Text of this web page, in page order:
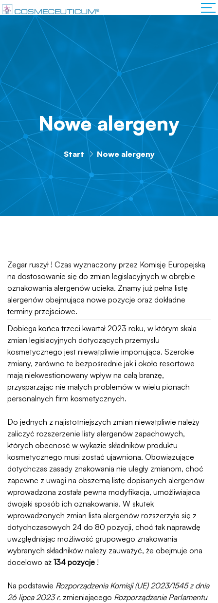
Nowe alergeny
Start Nowe alergeny
Zegar ruszył ! Czas wyznaczony przez Komisję Europejską
na dostosowanie się do zmian legislacyjnych w obrębie
oznakowania alergenów ucieka. Znamy już pełną listę
alergenów obejmującą nowe pozycje oraz dokładne
terminy przejściowe.
Dobiega końca trzeci kwartał 2023 roku, w którym skala
zmian legislacyjnych dotyczących przemysłu
kosmetycznego jest niewątpliwie imponująca. Szerokie
zmiany, zarówno te bezpośrednie jak i około resortowe
mają niekwestionowany wpływ na całą branżę,
przysparzając nie małych problemów w wielu pionach
personalnych firm kosmetycznych.
Do jednych z najistotniejszych zmian niewątpliwie należy
zaliczyć rozszerzenie listy alergenów zapachowych,
których obecność w wykazie składników produktu
kosmetycznego musi zostać ujawniona. Obowiązujące
dotychczas zasady znakowania nie uległy zmianom, choć
zapewne z uwagi na obszerną listę dopisanych alergenów
wprowadzona została pewna modyfikacja, umożliwiająca
dwojaki sposób ich oznakowania. W skutek
wprowadzonych zmian lista alergenów rozszerzyła się z
dotychczasowych 24 do 80 pozycji, choć tak naprawdę
uwzględniając możliwość grupowego znakowania
wybranych składników należy zauważyć, że obejmuje ona
docelowo aż 134 pozycje !
Na podstawie Rozporządzenia Komisji (UE) 2023/1545 z dnia
26 lipca 2023 r. zmieniającego Rozporządzenie Parlamentu